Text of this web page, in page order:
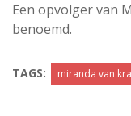
Een opvolger van
benoemd.
TAGS: miranda van